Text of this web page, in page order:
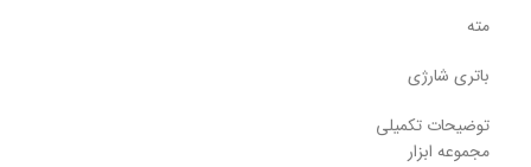
مته
باتری شارژی
توضیحات تکمیلی
مجموعه ابزار